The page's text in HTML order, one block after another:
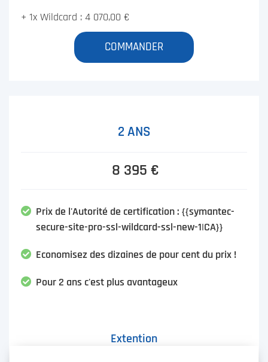
+ 1x Wildcard : 4 070,00 €
COMMANDER
2 ANS
8 395 €
Prix de l'Autorité de certification : {{symantec-
secure-site-pro-ssl-wildcard-ssl-new-1|CA}}
Economisez des dizaines de pour cent du prix !
Pour 2 ans c'est plus avantageux
Extention